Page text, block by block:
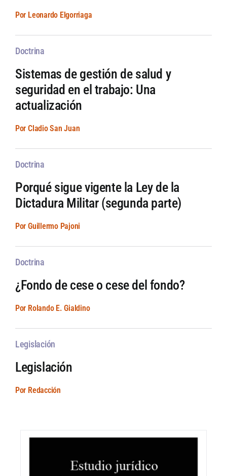
Por Leonardo Elgorriaga
Doctrina
Sistemas de gestión de salud y
seguridad en el trabajo: Una
actualización
Por Cladio San Juan
Doctrina
Porqué sigue vigente la Ley de la
Dictadura Militar (segunda parte)
Por Guillermo Pajoni
Doctrina
¿Fondo de cese o cese del fondo?
Por Rolando E. Gialdino
Legislación
Legislación
Por Redacción